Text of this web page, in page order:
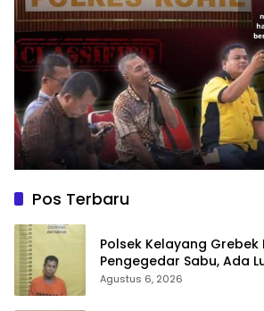
Pos Terbaru
Polsek Kelayang Grebek
Pengegedar Sabu, Ada
Agustus 6, 2026